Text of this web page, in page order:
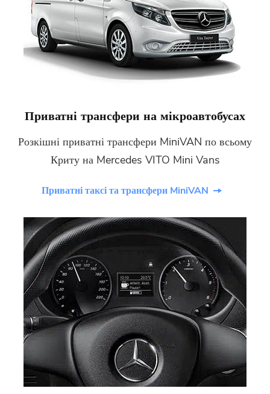
Приватні трансфери на мікроавтобусах
Розкішні приватні трансфери MiniVAN по всьому
Криту на Mercedes VITO Mini Vans
Приватні таксі та трансфери MiniVAN